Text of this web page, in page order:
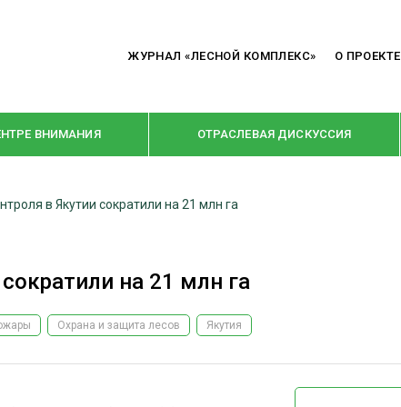
ЖУРНАЛ «ЛЕСНОЙ КОМПЛЕКС» О ПРОЕКТЕ
ВНИМАНИЯ ОТРАСЛЕВАЯ ДИСКУССИЯ
ДОМОСТРОЕНИЕ
РУБРИКИ
КРУПНЫМ ПЛАНОМ
ВЗГЛЯД ИЗНУТРИ
ПРЕДПРИЯТИЯ ЛПК
в Якутии сократили на 21 млн га
на 21 млн га
Охрана и защита лесов Якутия